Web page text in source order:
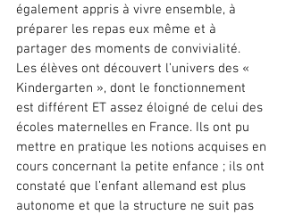
également appris à vivre ensemble, à
préparer les repas eux même et à
partager des moments de convivialité.
Les élèves ont découvert l’univers des «
Kindergarten », dont le fonctionnement
est différent ET assez éloigné de celui des
écoles maternelles en France. Ils ont pu
mettre en pratique les notions acquises en
cours concernant la petite enfance ; ils ont
constaté que l’enfant allemand est plus
autonome et que la structure ne suit pas